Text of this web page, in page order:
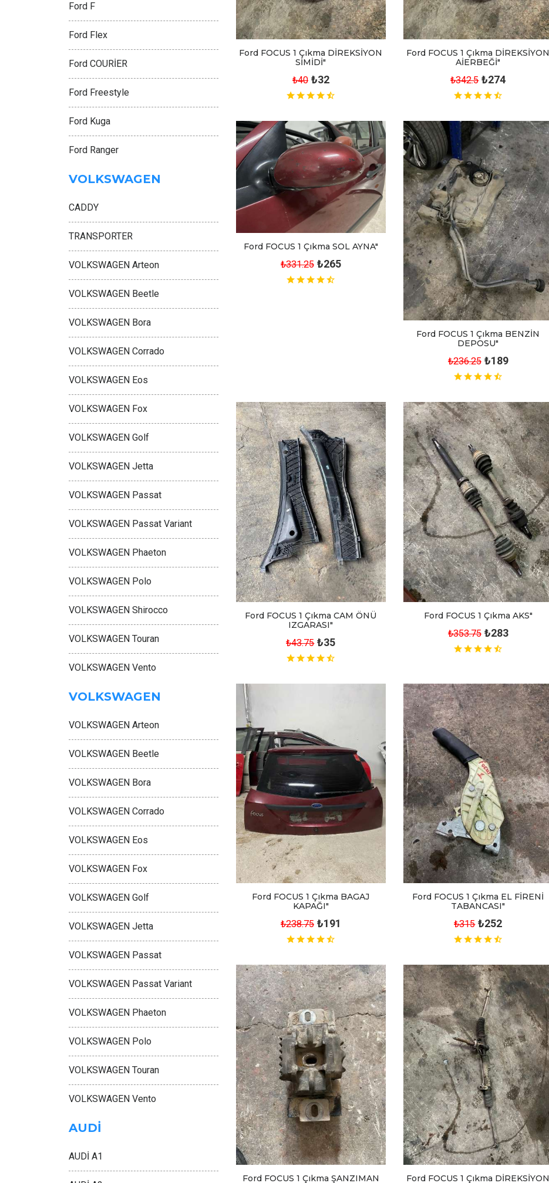
Ford FOCUS 1 Çıkma DİREKSİYON
SİMİDİ"
₺40 ₺32
Ford FOCUS 1 Çıkma DİREKSİYON
AİERBEĞİ"
₺342.5 ₺274
Ford FOCUS 1 Çıkma SOL AYNA"
₺331.25 ₺265
Ford FOCUS 1 Çıkma BENZİN
DEPOSU"
₺236.25 ₺189
Ford FOCUS 1 Çıkma CAM ÖNÜ
IZGARASI"
₺43.75 ₺35
Ford FOCUS 1 Çıkma AKS"
₺353.75 ₺283
Ford FOCUS 1 Çıkma BAGAJ
KAPAĞI"
₺238.75 ₺191
Ford FOCUS 1 Çıkma EL FİRENİ
TABANCASI"
₺315 ₺252
Ford FOCUS 1 Çıkma ŞANZIMAN
Ford FOCUS 1 Çıkma DİREKSİYON
Ford F
Ford Flex
Ford COURİER
Ford Freestyle
Ford Kuga
Ford Ranger
VOLKSWAGEN
CADDY
TRANSPORTER
VOLKSWAGEN Arteon
VOLKSWAGEN Beetle
VOLKSWAGEN Bora
VOLKSWAGEN Corrado
VOLKSWAGEN Eos
VOLKSWAGEN Fox
VOLKSWAGEN Golf
VOLKSWAGEN Jetta
VOLKSWAGEN Passat
VOLKSWAGEN Passat Variant
VOLKSWAGEN Phaeton
VOLKSWAGEN Polo
VOLKSWAGEN Shirocco
VOLKSWAGEN Touran
VOLKSWAGEN Vento
VOLKSWAGEN
VOLKSWAGEN Arteon
VOLKSWAGEN Beetle
VOLKSWAGEN Bora
VOLKSWAGEN Corrado
VOLKSWAGEN Eos
VOLKSWAGEN Fox
VOLKSWAGEN Golf
VOLKSWAGEN Jetta
VOLKSWAGEN Passat
VOLKSWAGEN Passat Variant
VOLKSWAGEN Phaeton
VOLKSWAGEN Polo
VOLKSWAGEN Touran
VOLKSWAGEN Vento
AUDİ
AUDİ A1